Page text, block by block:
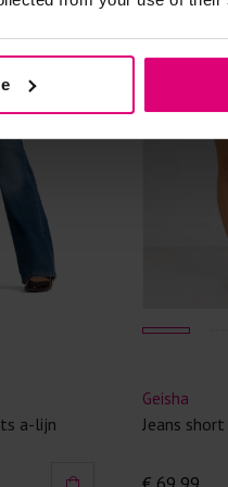
van het
niet
Twijfels?
Geisha
Jeans short met